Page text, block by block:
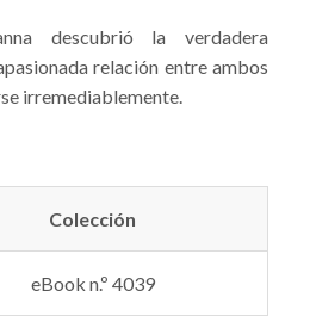
descubrió la verdadera
relación entre ambos
irremediablemente.
Colección
eBook n.º 4039